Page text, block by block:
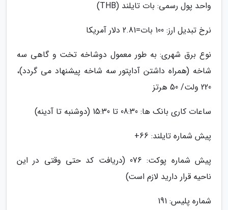
واحد پول رسمی: بات تایلند (THB)
نرخ تبدیل ارز: 100 بات=2.81 دلار آمریکا
نوع برق شهری: به طور معمول دوشاخه تخت و گاهی سه
شاخه (همراه داشتن آداپتور سه شاخه پیشنهاد می گردد)،
220 ولت/ 50 هرتز
ساعات کاری بانک ها: 08:30 تا 15:30 (دوشنبه تا آدینه)
پیش شماره تایلند: 66+
پیش شماره پوکت: 076 (دریافت کد حتی وقتی در این
ناحیه قرار دارید لازم است)
شماره پلیس: 191